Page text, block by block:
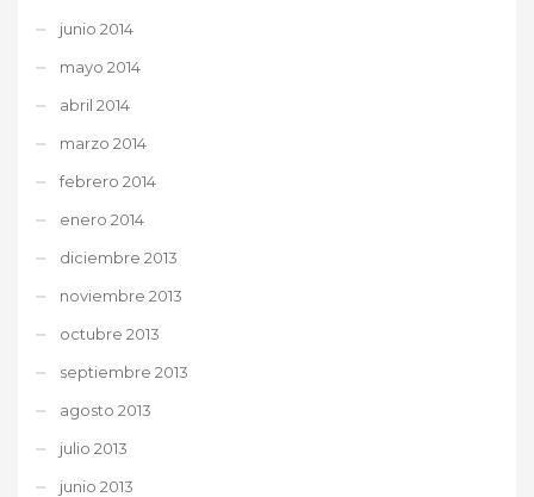
junio 2014
mayo 2014
abril 2014
marzo 2014
febrero 2014
enero 2014
diciembre 2013
noviembre 2013
octubre 2013
septiembre 2013
agosto 2013
julio 2013
junio 2013